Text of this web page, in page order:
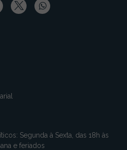
Segunda à Sexta, das 18h às
e feriados